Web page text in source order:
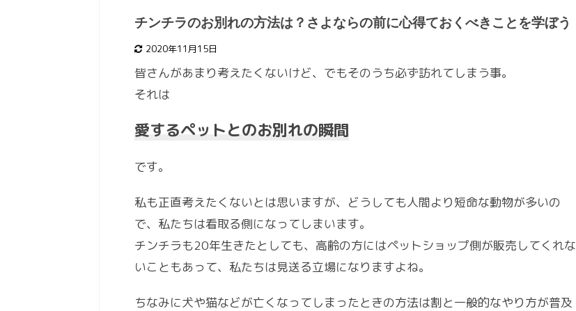
チンチラのお別れの方法は？さよならの前に心得ておくべきことを学ぼう
2020年11月15日
皆さんがあまり考えたくないけど、でもそのうち必ず訪れてしまう事。
それは
愛するペットとのお別れの瞬間
です。
私も正直考えたくないとは思いますが、どうしても人間より短命な動物が多いの
で、私たちは看取る側になってしまいます。
チンチラも20年生きたとしても、高齢の方にはペットショップ側が販売してくれな
いこともあって、私たちは見送る立場になりますよね。
ちなみに犬や猫などが亡くなってしまったときの方法は割と一般的なやり方が普及